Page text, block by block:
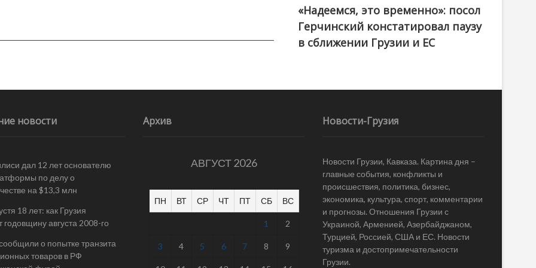
«Надеемся, это временно»: посол
Герчинский констатировал паузу
в сближении Грузии и ЕС
новости
дал 12 лет основателю
по делу о
на $13,3 млн
18 лет: как Грузия
годовщину августа 2008-го
о попытке транзита
товаров в РФ
Архив
АВГУСТ 2026
ПН ВТ СР ЧТ ПТ СБ ВС
1 2
3 4 5 6 7 8 9
Новости-Грузия
Новости Грузии, Кавказа. Картина дня –
главные события, конфликты и
происшествия, политика, бизнес,
экономика, культура, спорт, комментарии
и прогнозы. Отношения Грузии с
Украиной, Арменией, Азербайджаном,
Турцией, Россией, США и ЕС. Новости
туризма и достопримечательности
Грузии.